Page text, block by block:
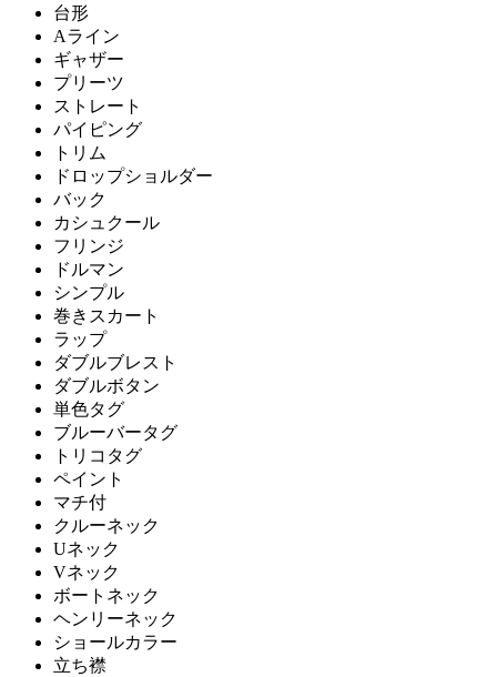
台形
Aライン
ギャザー
プリーツ
ストレート
パイピング
トリム
ドロップショルダー
バック
カシュクール
フリンジ
ドルマン
シンプル
巻きスカート
ラップ
ダブルブレスト
ダブルボタン
単色タグ
ブルーバータグ
トリコタグ
ペイント
マチ付
クルーネック
Uネック
Vネック
ボートネック
ヘンリーネック
ショールカラー
立ち襟